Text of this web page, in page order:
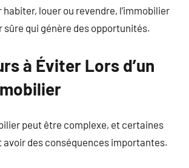
habiter, louer ou revendre, l’immobilier
sûre qui génère des opportunités.
à Éviter Lors d’un
peut être complexe, et certaines
avoir des conséquences importantes.